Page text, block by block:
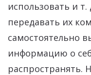
использовать и
передавать их
самостоятельно
информацию о
распространять.